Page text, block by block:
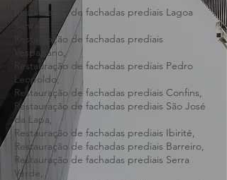
Restauração de fachadas prediais Nova
Lima,
Restauração de fachadas prediais Lagoa
Santa,
Restauração de fachadas prediais
Vespasiano,
Restauração de fachadas prediais Pedro
Leopoldo,
Restauração de fachadas prediais Confins,
Restauração de fachadas prediais São José
da Lapa,
Restauração de fachadas prediais Ibirité,
Restauração de fachadas prediais Barreiro,